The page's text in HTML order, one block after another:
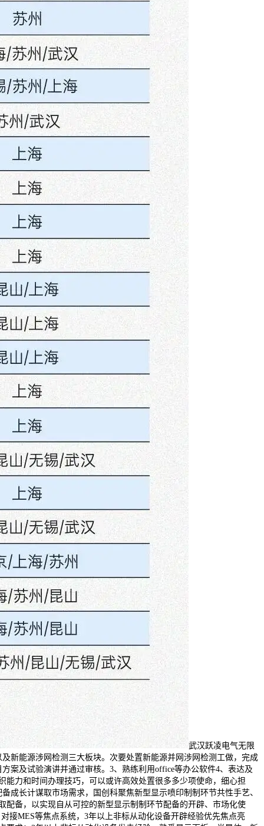
武汉跃凌电气无限
新能源涉网检测三大板块。次要处置新能源并网涉网检测工做，完成
案及试验演讲并通过审核。3、熟练利用office等办公软件4、表达及
力和时间办理技巧，可以或许高效处置很多多少项使命，细心担
成长计谋取市场需求，国创科聚焦新型显示喷印制制环节共性手艺、
备，以实现自从可控的新型显示制制环节配备的开辟、市场化使
接MES等焦点系统，3年以上非标从动化设备开辟经验优先焦点亮